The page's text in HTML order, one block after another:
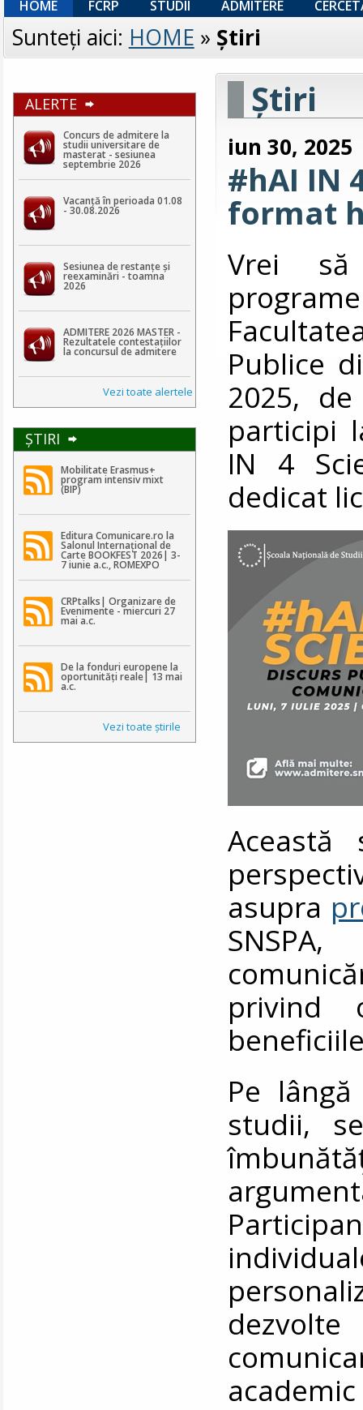
HOME FCRP STUDII ADMITERE
Sunteţi aici: HOME » Ştiri
ALERTE
Concurs de admitere la
studii universitare de
masterat - sesiunea
septembrie 2026
Vacanță în perioada 01.08
- 30.08.2026
Sesiunea de restanțe și
reexaminări - toamna
2026
ADMITERE 2026 MASTER -
Rezultatele contestaţiilor
la concursul de admitere
Vezi toate alertele
ŞTIRI
Mobilitate Erasmus+
program intensiv mixt
(BIP)
Editura Comunicare.ro la
Salonul Internațional de
Carte BOOKFEST 2026| 3-
7 iunie a.c., ROMEXPO
CRPtalks| Organizare de
Evenimente - miercuri 27
mai a.c.
De la fonduri europene la
oportunități reale| 13 mai
a.c.
Vezi toate ştirile
Ştiri
iun 30, 2025
#hAI IN
format
Vrei
Publice
2025,
participi
IN 4
dedicat
asupra
privind
Pe
studii,